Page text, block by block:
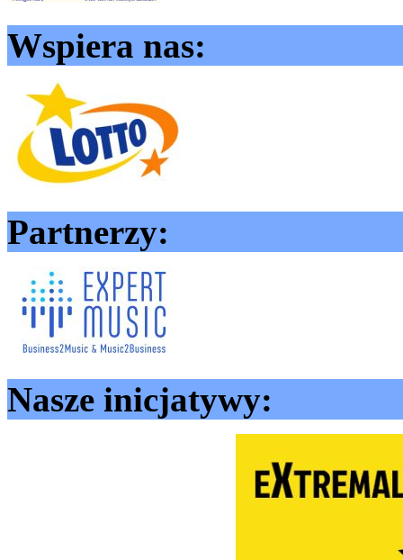
Wspiera nas:
Partnerzy:
Nasze inicjatywy: